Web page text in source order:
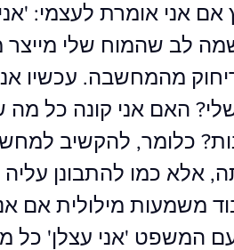
אני אומרת לעצמי:
שמה לב שהמוח שלי
מהמחשבה. עכשיו
האם אני קונה כל מה
כלומר, להקשיב
אלא כמו להתבונן
משמעות מילולית אם
עם המשפט 'אני עצלן' כל